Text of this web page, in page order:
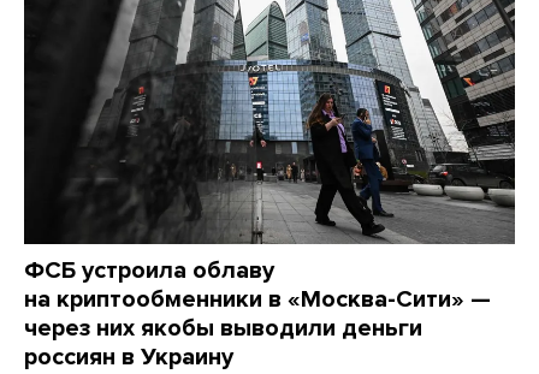
ФСБ устроила облаву
на криптообменники в «Москва-Сити» —
через них якобы выводили деньги
россиян в Украину